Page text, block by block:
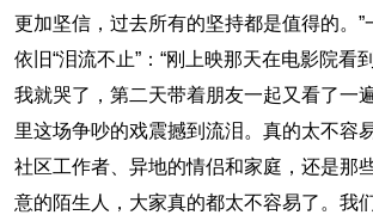
更加坚信，过去所有的坚持都是值得的。”
依旧“泪流不止”：“刚上映那天在电影院看
我就哭了，第二天带着朋友一起又看了一
里这场争吵的戏震撼到流泪。真的太不容
社区工作者、异地的情侣和家庭，还是那
意的陌生人，大家真的都太不容易了。我